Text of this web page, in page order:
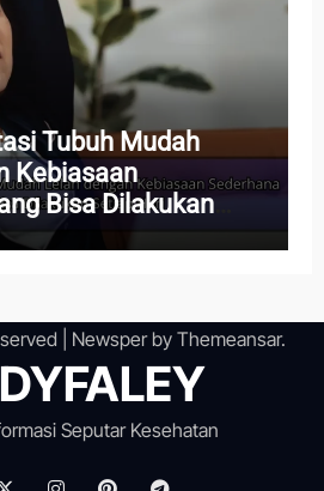
Tubuh Mudah
Kebiasaan
Bisa Dilakukan
Newsperby Themeansar.
Seputar Kesehatan